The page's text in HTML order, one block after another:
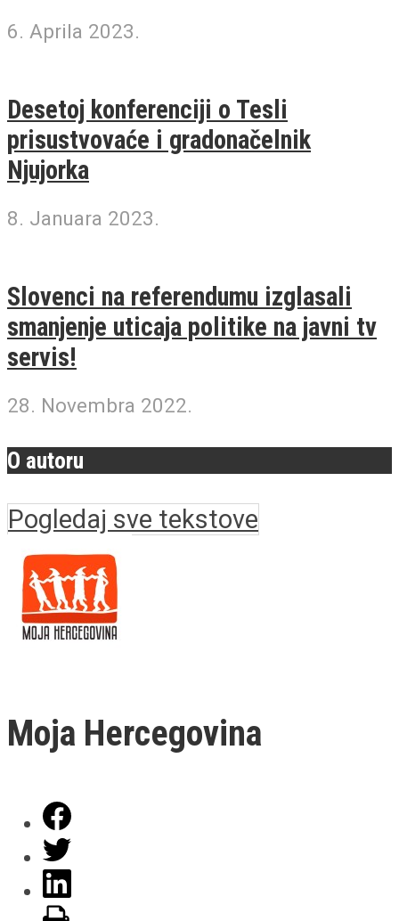
6. Aprila 2023.
Desetoj konferenciji o Tesli
prisustvovaće i gradonačelnik
Njujorka
8. Januara 2023.
Slovenci na referendumu izglasali
smanjenje uticaja politike na javni tv
servis!
28. Novembra 2022.
O autoru
Pogledaj sve tekstove
Moja Hercegovina